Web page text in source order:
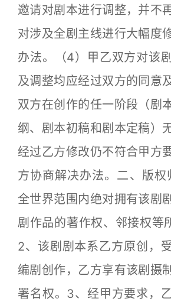
邀请对剧本进行调整，并不
对涉及全剧主线进行大幅度
办法。（4）甲乙双方对该
及调整均应经过双方的同意
双方在创作的任一阶段（剧
纲、剧本初稿和剧本定稿）
经过乙方修改仍不符合甲方
方协商解决办法。二、版权
全世界范围内绝对拥有该剧
剧作品的著作权、邻接权等
2、该剧剧本系乙方原创，
编剧创作，乙方享有该剧摄
署名权。3、经甲方要求，